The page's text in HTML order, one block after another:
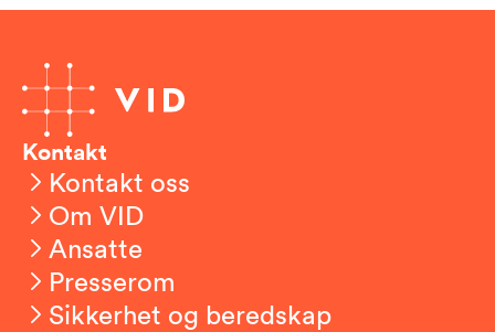
Kontakt
Kontakt oss
Om VID
Ansatte
Presserom
Sikkerhet og beredskap